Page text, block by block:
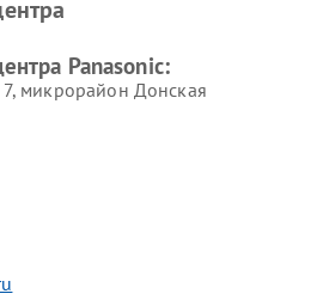
панелей Panasonic
Panasonic:
7, микрорайон Донская